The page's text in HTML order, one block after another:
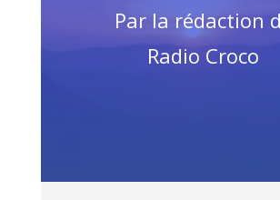
Par la rédaction
Radio Croco